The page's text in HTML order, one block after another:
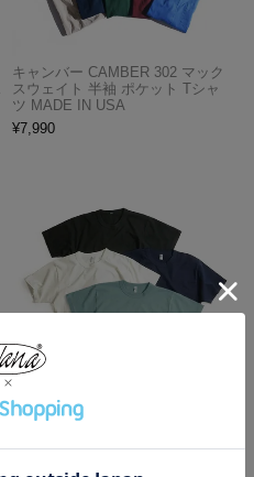
キャンバー CAMBER 302 マック
スウェイト 半袖 ポケット Tシャ
ツ MADE IN USA
¥7,990